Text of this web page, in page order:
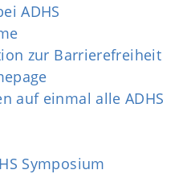
ADHS
zur Barrierefreiheit
auf einmal alle ADHS
Symposium